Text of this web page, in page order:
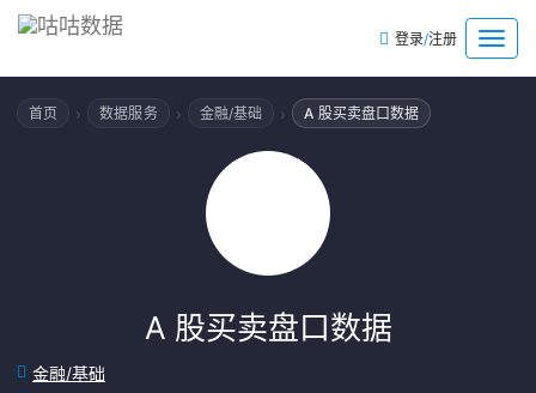
菜
单
登录/注册
首页 › 数据服务 › 金融/基础 › A 股买卖盘口数据
A 股买卖盘口数据
金融/基础